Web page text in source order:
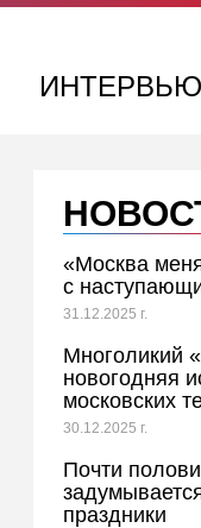
ИНТЕРВЬЮ
«Москва
с
31.12.2025 г.
Многоликий
новогодняя
московских
30.12.2025 г.
Почти
праздники